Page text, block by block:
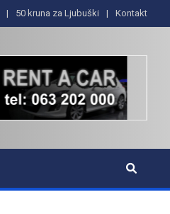
50 kruna za Ljubuški Kontakt